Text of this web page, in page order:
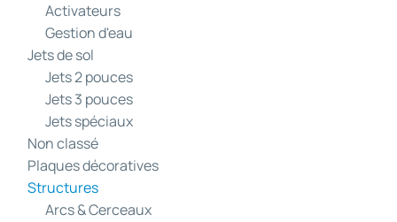
Activateurs
Gestion d'eau
Jets de sol
Jets 2 pouces
Jets 3 pouces
Jets spéciaux
Non classé
Plaques décoratives
Structures
Arcs & Cerceaux